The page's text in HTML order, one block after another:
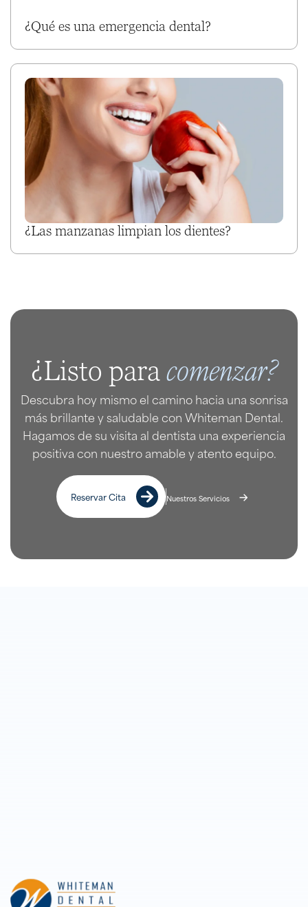
¿Qué es una emergencia dental?
¿Las manzanas limpian los dientes?
¿Listo paracomenzar?
Descubra hoy mismo el camino hacia una sonrisa
más brillante y saludable con Whiteman Dental.
Hagamos de su visita al dentista una experiencia
positiva con nuestro amable y atento equipo.
Reservar Cita Nuestros Servicios